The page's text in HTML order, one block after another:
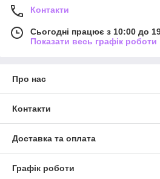
Контакти
Сьогодні працює з 10:00 до
Показати весь графік роботи
Про нас
Контакти
Доставка та оплата
Графік роботи